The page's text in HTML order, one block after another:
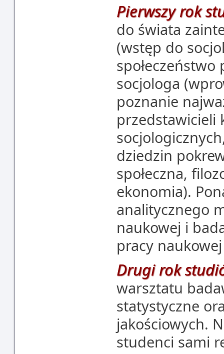
Pierwszy rok
do świata
(wstęp do
socjologa
poznanie
przedstawicieli
dziedzin
społeczna,
ekonomia).
analitycznego
naukowej i
pracy
Drugi rok
warsztatu
statystyczne
jakościowych.
studenci sami